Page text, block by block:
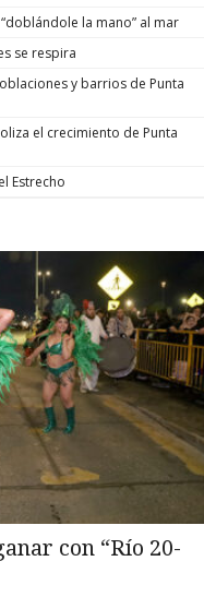
de estos
hoy está
todos los
anunció
la mano” al mar
se respira
y barrios de Punta
el crecimiento de Punta
Estrecho
con “Río 20-